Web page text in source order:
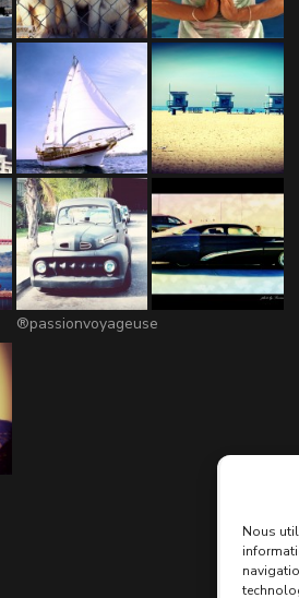
Nous
®passionvoyageuse